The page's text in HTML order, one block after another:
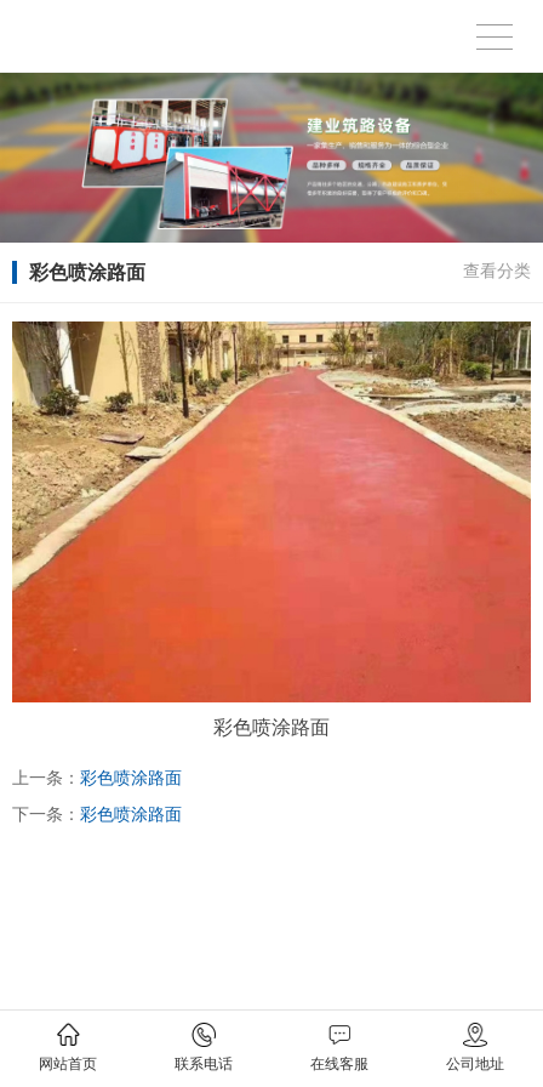
彩色喷涂路面 查看分类
彩色喷涂路面
上一条： 彩色喷涂路面
下一条： 彩色喷涂路面
网站首页 联系电话 在线客服 公司地址